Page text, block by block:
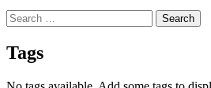
Search
for:
Tags